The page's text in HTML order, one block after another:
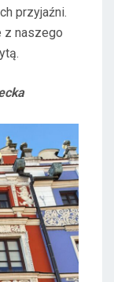
przyjaźni.
z naszego